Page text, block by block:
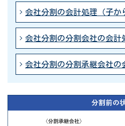
会社分割の会計処理（子か
会社分割の分割会社の会計
会社分割の分割承継会社の